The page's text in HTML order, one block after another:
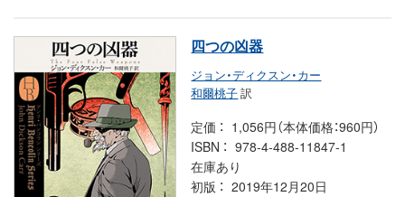
四つの凶器
ジョン・ディクスン・カー
和爾桃子訳
定価
1,056円（本体価格：960円）
ISBN
978-4-488-11847-1
在庫あり
初版
2019年12月20日